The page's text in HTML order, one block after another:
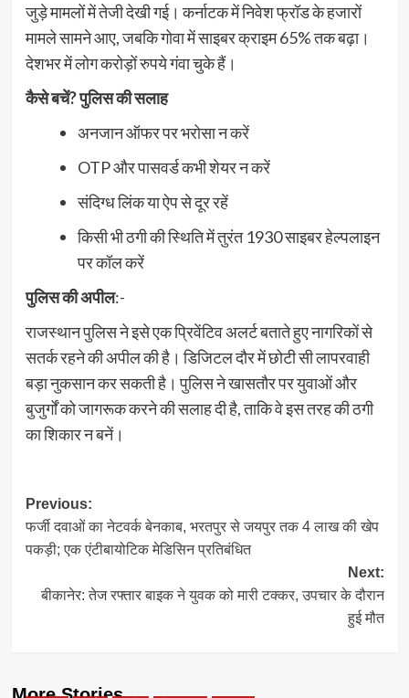
जुड़े मामलों में तेजी देखी गई। कर्नाटक में निवेश फ्रॉड के हजारों
मामले सामने आए, जबकि गोवा में साइबर क्राइम 65% तक बढ़ा।
देशभर में लोग करोड़ों रुपये गंवा चुके हैं।
कैसे बचें? पुलिस की सलाह
अनजान ऑफर पर भरोसा न करें
OTP और पासवर्ड कभी शेयर न करें
संदिग्ध लिंक या ऐप से दूर रहें
किसी भी ठगी की स्थिति में तुरंत 1930 साइबर हेल्पलाइन
पर कॉल करें
पुलिस की अपील:-
राजस्थान पुलिस ने इसे एक प्रिवेंटिव अलर्ट बताते हुए नागरिकों से
सतर्क रहने की अपील की है। डिजिटल दौर में छोटी सी लापरवाही
बड़ा नुकसान कर सकती है। पुलिस ने खासतौर पर युवाओं और
बुजुर्गों को जागरूक करने की सलाह दी है, ताकि वे इस तरह की ठगी
का शिकार न बनें।
Post
navigation
Previous:
फर्जी दवाओं का नेटवर्क बेनकाब, भरतपुर से जयपुर तक 4 लाख की खेप
पकड़ी; एक एंटीबायोटिक मेडिसिन प्रतिबंधित
Next:
बीकानेर: तेज रफ्तार बाइक ने युवक को मारी टक्कर, उपचार के दौरान
हुई मौत